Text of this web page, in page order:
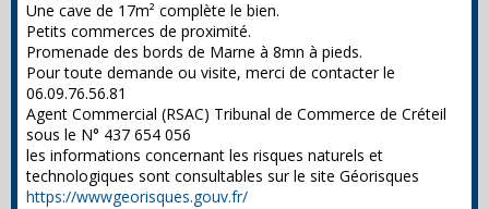
Une cave de 17m² complète le bien.
Petits commerces de proximité.
Promenade des bords de Marne à 8mn à pieds.
Pour toute demande ou visite, merci de contacter le
06.09.76.56.81
Agent Commercial (RSAC) Tribunal de Commerce de Créteil
sous le N° 437 654 056
les informations concernant les risques naturels et
technologiques sont consultables sur le site Géorisques
https://wwwgeorisques.gouv.fr/